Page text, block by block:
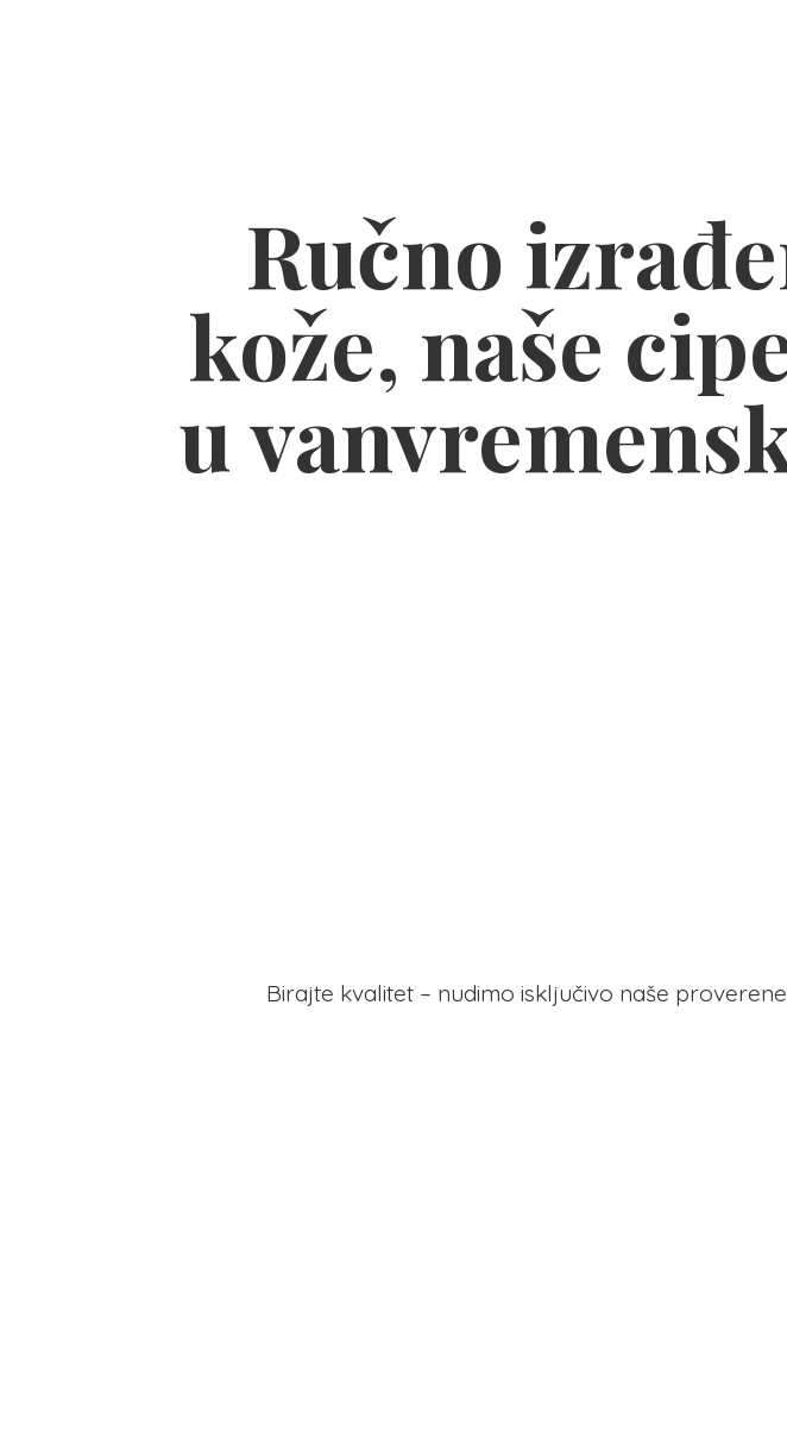
Ručno
kože, naše
u
Birajte kvalitet – nudimo isključivo naše